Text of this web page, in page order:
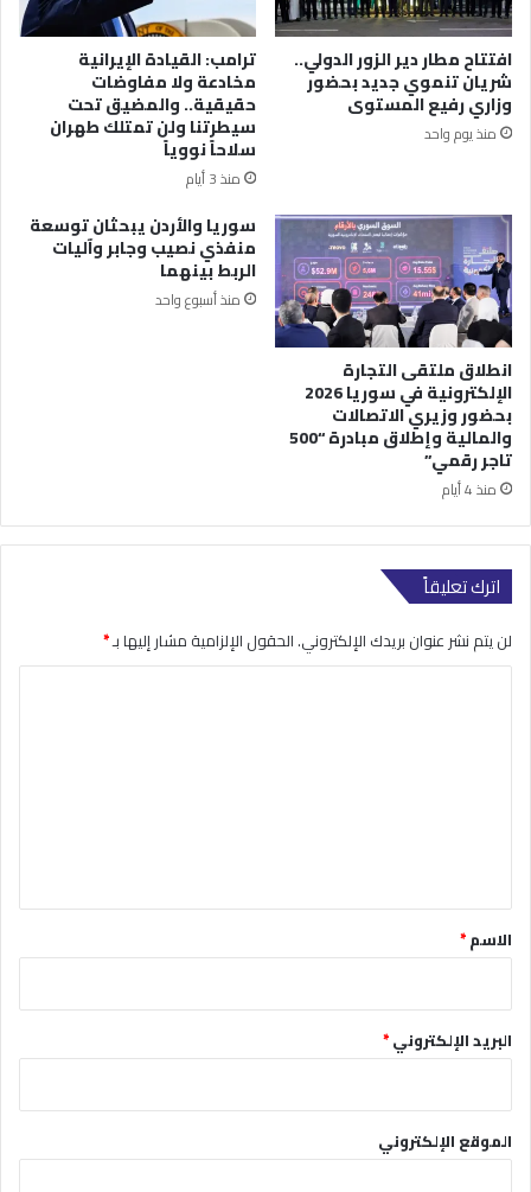
افتتاح مطار دير الزور الدولي..
شريان تنموي جديد بحضور
وزاري رفيع المستوى
منذ يوم واحد
ترامب: القيادة الإيرانية
مخادعة ولا مفاوضات
حقيقية.. والمضيق تحت
سيطرتنا ولن تمتلك طهران
سلاحاً نووياً
منذ 3 أيام
انطلاق ملتقى التجارة
الإلكترونية في سوريا 2026
بحضور وزيري الاتصالات
والمالية وإطلاق مبادرة “500
تاجر رقمي”
منذ 4 أيام
سوريا والأردن يبحثان توسعة
منفذي نصيب وجابر وآليات
الربط بينهما
منذ أسبوع واحد
اترك تعليقاً
لن يتم نشر عنوان بريدك الإلكتروني.الحقول الإلزامية مشار إليها بـ*
*الاسم*
البريد الإلكتروني*
الموقع الإلكتروني